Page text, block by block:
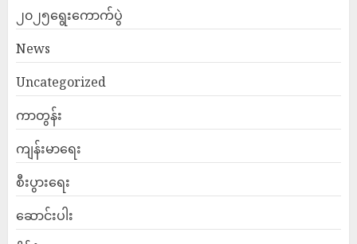
၂၀၂၅ရွေးကောက်ပွဲ
News
Uncategorized
ကာတွန်း
ကျန်းမာရေး
စီးပွားရေး
ဆောင်းပါး